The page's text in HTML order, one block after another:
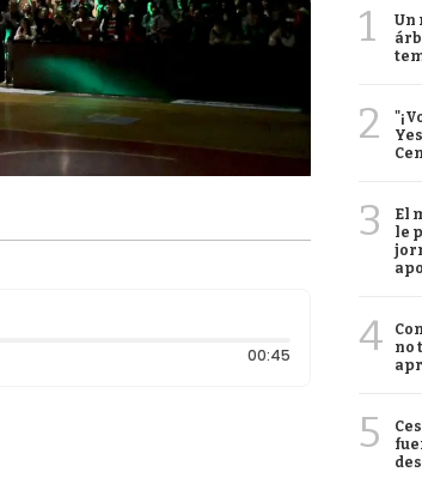
00:45Duración: 45
1
Un
2
3
El
le
4
no
5